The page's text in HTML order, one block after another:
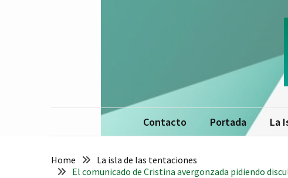
La
Contacto Portada La
Home
La isla de las tentaciones
El comunicado de Cristina avergonzada pidiendo